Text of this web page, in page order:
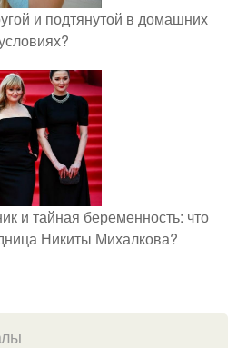
и подтянутой в домашних
и тайная беременность: что
Никиты Михалкова?